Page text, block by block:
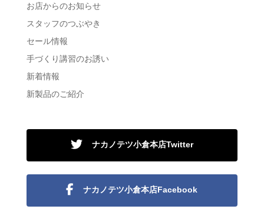
お店からのお知らせ
スタッフのつぶやき
セール情報
手づくり講習のお誘い
新着情報
新製品のご紹介
ナカノテツ小倉本店Twitter
ナカノテツ小倉本店Facebook